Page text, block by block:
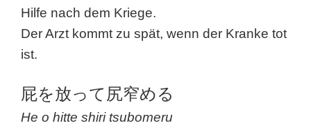
Hilfe nach dem Kriege.
Der Arzt kommt zu spät, wenn der Kranke tot
ist.
屁を放って尻窄める
He o hitte shiri tsubomeru